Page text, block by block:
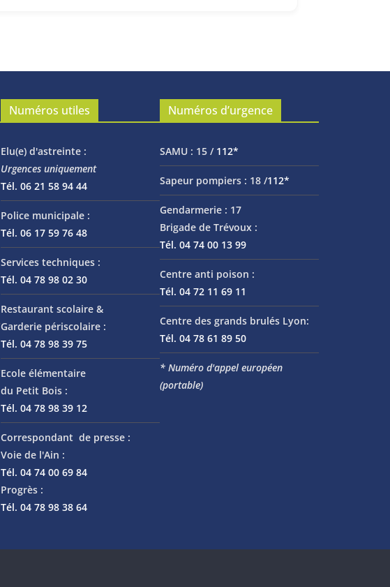
Numéros utiles
Elu(e) d'astreinte :
Urgences uniquement
Tél. 06 21 58 94 44
Police municipale :
Tél. 06 17 59 76 48
Services techniques :
Tél. 04 78 98 02 30
Restaurant scolaire &
Garderie périscolaire :
Tél. 04 78 98 39 75
Ecole élémentaire
du Petit Bois :
Tél. 04 78 98 39 12
Correspondant de presse :
Voie de l'Ain :
Tél. 04 74 00 69 84
Progrès :
Tél. 04 78 98 38 64
Numéros d’urgence
SAMU : 15 / 112*
Sapeur pompiers : 18 /112*
Gendarmerie : 17
Brigade de Trévoux :
Tél. 04 74 00 13 99
Centre anti poison :
Tél. 04 72 11 69 11
Centre des grands brulés Lyon:
Tél. 04 78 61 89 50
* Numéro d'appel européen
(portable)